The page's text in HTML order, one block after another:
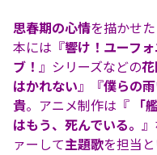
思春期の心情を描かせ
本には『響け！ユーフ
ブ！ 』シリーズなどの
はかれない』『僕らの
貴。アニメ制作は『 「
はもう、死んでいる。
ァーして主題歌を担当